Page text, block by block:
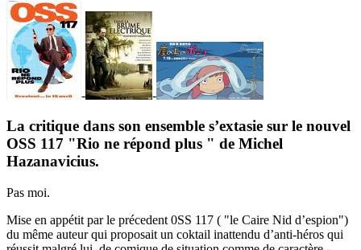
- -
La critique dans son ensemble s’extasie sur le nouvel
OSS 117 "Rio ne répond plus " de Michel
Hazanavicius.
Pas moi.
Mise en appétit par le précedent 0SS 117 ( "le Caire Nid d’espion")
du même auteur qui proposait un coktail inattendu d’anti-héros qui